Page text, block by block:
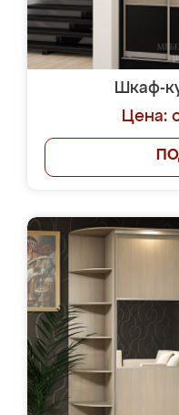
Шкаф-
Цена: